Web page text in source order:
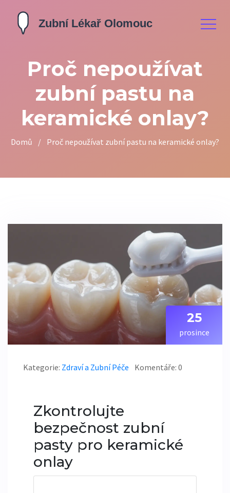
Proč nepoužívat
zubní pastu na
keramické onlay?
Domů / Proč nepoužívat zubní pastu na keramické onlay?
25
prosince
Kategorie: Zdraví a Zubní Péče Komentáře: 0
Zkontrolujte
bezpečnost zubní
pasty pro keramické
onlay